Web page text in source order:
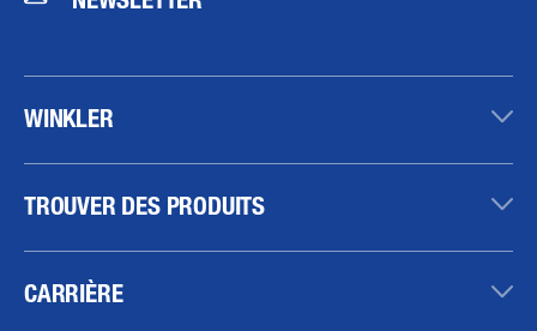
WINKLER
TROUVER DES PRODUITS
CARRIÈRE